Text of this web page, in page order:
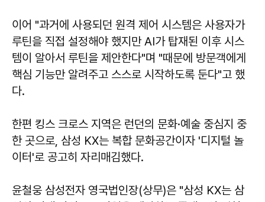
이어 "과거에 사용되던 원격 제어 시스템은 사용자가
루틴을 직접 설정해야 했지만 AI가 탑재된 이후 시스
템이 알아서 루틴을 제안한다"며 "때문에 방문객에게
핵심 기능만 알려주고 스스로 시작하도록 둔다"고 했
다.
한편 킹스 크로스 지역은 런던의 문화·예술 중심지 중
한 곳으로, 삼성 KX는 복합 문화공간이자 '디지털 놀
이터'로 공고히 자리매김했다.
윤철웅 삼성전자 영국법인장(상무)은 "삼성 KX는 삼